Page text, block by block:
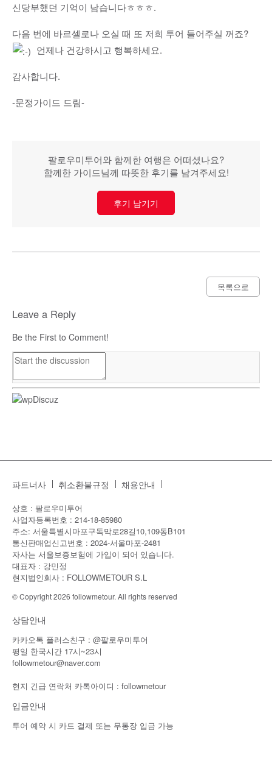
신당부했던 기억이 남습니다ㅎㅎㅎ.
다음 번에 바르셀로나 오실 때 또 저희 투어 들어주실 꺼죠?
언제나 건강하시고 행복하세요.
감사합니다.
-문정가이드 드림-
팔로우미투어와 함께한 여행은 어떠셨나요?
함께한 가이드님께 따뜻한 후기를 남겨주세요!
후기 남기기
목록으로
Leave a Reply
Be the First to Comment!
파트너사 취소환불규정 채용안내
상호 : 팔로우미투어
사업자등록번호 : 214-18-85980
주소: 서울특별시마포구독막로28길10,109동B101
통신판매업신고번호 : 2024-서울마포-2481
자사는 서울보증보험에 가입이 되어 있습니다.
대표자 : 강민정
현지법인회사 : FOLLOWMETOUR S.L
© Copyright 2026 followmetour. All rights reserved
상담안내
카카오톡 플러스친구 : @팔로우미투어
평일 한국시간 17시~23시
followmetour@naver.com
현지 긴급 연락처 카톡아이디 : followmetour
입금안내
투어 예약 시 카드 결제 또는 무통장 입금 가능